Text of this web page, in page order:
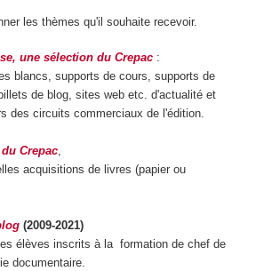
les thèmes qu'il souhaite recevoir.
une sélection du Crepac:
blancs, supports de cours, supports de
de blog, sites web etc. d'actualité et
des circuits commerciaux de l'édition.
Crepac,
acquisitions de livres (papier ou
(2009-2021)
élèves inscrits à la formation de chef de
documentaire.